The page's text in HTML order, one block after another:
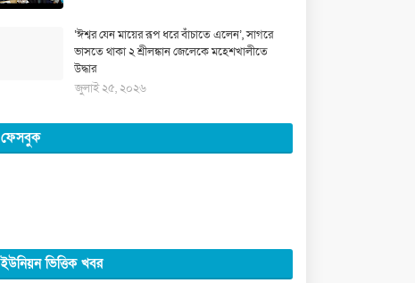
‘ঈশ্বর যেন মায়ের রূপ ধরে বাঁচাতে এলেন’, সাগরে
ভাসতে থাকা ২ শ্রীলঙ্কান জেলেকে মহেশখালীতে
উদ্ধার
জুলাই ২৫, ২০২৬
ফেসবুক
ইউনিয়ন ভিত্তিক খবর